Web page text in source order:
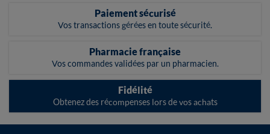
Paiement sécurisé
Vos transactions gérées en toute sécurité.
Pharmacie française
Vos commandes validées par un pharmacien.
Fidélité
Obtenez des récompenses lors de vos achats